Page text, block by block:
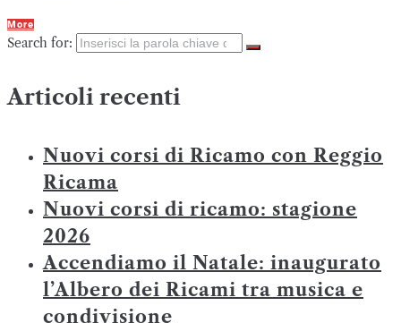
More
Search for:
Articoli recenti
Nuovi corsi di Ricamo con Reggio
Ricama
Nuovi corsi di ricamo: stagione
2026
Accendiamo il Natale: inaugurato
l’Albero dei Ricami tra musica e
condivisione